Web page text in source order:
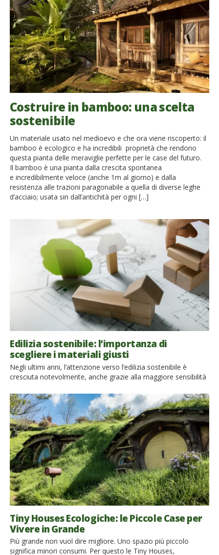
Costruire in bamboo: una scelta
sostenibile
Un materiale usato nel medioevo e che ora viene riscoperto: il
bamboo è ecologico e ha incredibili proprietà che rendono
questa pianta delle meraviglie perfette per le case del futuro.
Il bamboo è una pianta dalla crescita spontanea
e incredibilmente veloce (anche 1m al giorno) e dalla
resistenza alle trazioni paragonabile a quella di diverse leghe
d’acciaio; usata sin dall’antichità per ogni […]
Edilizia sostenibile: l’importanza di
scegliere i materiali giusti
Negli ultimi anni, l’attenzione verso l’edilizia sostenibile è
cresciuta notevolmente, anche grazie alla maggiore sensibilità
breakfast, un impegno concreto verso la sostenibilità può non
solo ridurre l’impatto ambientale della struttura, ma anche
attrarre una clientela sempre più attenta a questi temi. Oltre ad
adottare pratiche sostenibili […]
Tiny Houses Ecologiche: le Piccole Case per
Vivere in Grande
Più grande non vuol dire migliore. Uno spazio più piccolo
significa minori consumi. Per questo le Tiny Houses,